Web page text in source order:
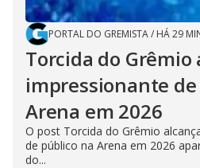
PORTAL DO GREMISTA/ HÁ 29
Torcida do Grêmio
impressionante
Arena em 2026
O post Torcida do Grêmio
de público na Arena em 2026
do...